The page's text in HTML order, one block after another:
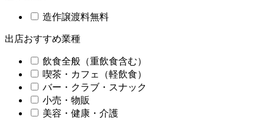
造作譲渡料無料
出店おすすめ業種
飲食全般（重飲食含む）
喫茶・カフェ（軽飲食）
バー・クラブ・スナック
小売・物販
美容・健康・介護